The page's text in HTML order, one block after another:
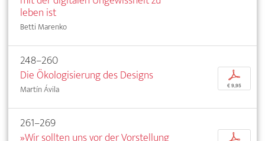
leben ist
Betti Marenko
248–260
Die Ökologisierung des Designs
Martín Ávila
p
€ 9,95
261–269
p